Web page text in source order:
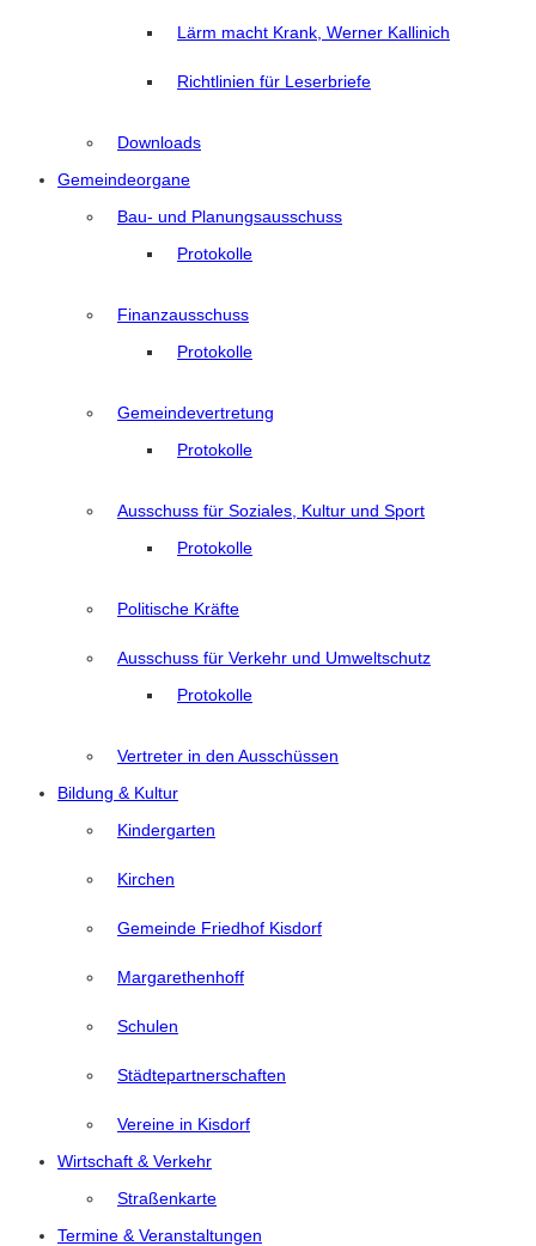
Lärm macht Krank, Werner Kallinich
Richtlinien für Leserbriefe
Downloads
Gemeindeorgane
Bau- und Planungsausschuss
Protokolle
Finanzausschuss
Protokolle
Gemeindevertretung
Protokolle
Ausschuss für Soziales, Kultur und Sport
Protokolle
Politische Kräfte
Ausschuss für Verkehr und Umweltschutz
Protokolle
Vertreter in den Ausschüssen
Bildung & Kultur
Kindergarten
Kirchen
Gemeinde Friedhof Kisdorf
Margarethenhoff
Schulen
Städtepartnerschaften
Vereine in Kisdorf
Wirtschaft & Verkehr
Straßenkarte
Termine & Veranstaltungen